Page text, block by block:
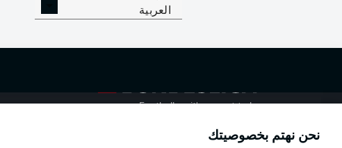
العربية
Football as it's meant to be
Official Partners
نحن نهتم بخصوصيتك